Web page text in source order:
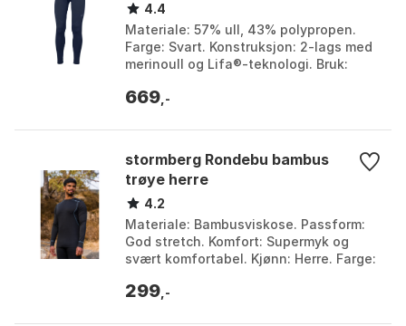
4.4
Materiale: 57% ull, 43% polypropen.
Farge: Svart. Konstruksjon: 2-lags med
merinoull og Lifa®-teknologi. Bruk:
Green/ebon...
669 ,-
stormberg Rondebu bambus
trøye herre
4.2
Materiale: Bambusviskose. Passform:
God stretch. Komfort: Supermyk og
svært komfortabel. Kjønn: Herre. Farge:
S, XL, XX...
299 ,-